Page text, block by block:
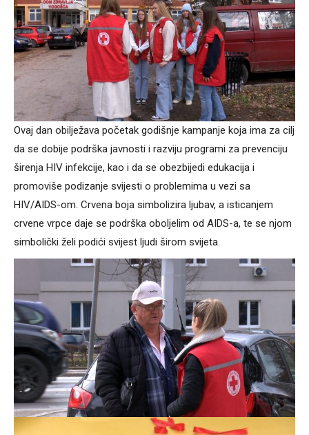
Ovaj dan obilježava početak godišnje kampanje koja ima za cilj
da se dobije podrška javnosti i razviju programi za prevenciju
širenja HIV infekcije, kao i da se obezbijedi edukacija i
promoviše podizanje svijesti o problemima u vezi sa
HIV/AIDS-om. Crvena boja simbolizira ljubav, a isticanjem
crvene vrpce daje se podrška oboljelim od AIDS-a, te se njom
simbolički želi podići svijest ljudi širom svijeta.